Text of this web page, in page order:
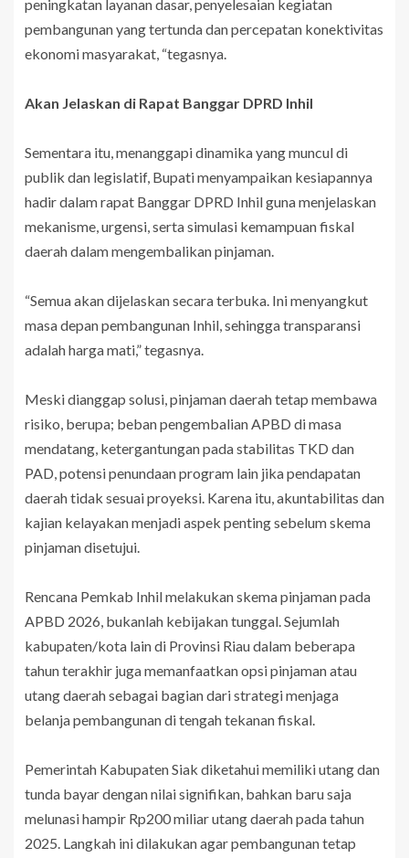
peningkatan layanan dasar, penyelesaian kegiatan
pembangunan yang tertunda dan percepatan konektivitas
ekonomi masyarakat, “tegasnya.
Akan Jelaskan di Rapat Banggar DPRD Inhil
Sementara itu, menanggapi dinamika yang muncul di
publik dan legislatif, Bupati menyampaikan kesiapannya
hadir dalam rapat Banggar DPRD Inhil guna menjelaskan
mekanisme, urgensi, serta simulasi kemampuan fiskal
daerah dalam mengembalikan pinjaman.
“Semua akan dijelaskan secara terbuka. Ini menyangkut
masa depan pembangunan Inhil, sehingga transparansi
adalah harga mati,” tegasnya.
Meski dianggap solusi, pinjaman daerah tetap membawa
risiko, berupa; beban pengembalian APBD di masa
mendatang, ketergantungan pada stabilitas TKD dan
PAD, potensi penundaan program lain jika pendapatan
daerah tidak sesuai proyeksi. Karena itu, akuntabilitas dan
kajian kelayakan menjadi aspek penting sebelum skema
pinjaman disetujui.
Rencana Pemkab Inhil melakukan skema pinjaman pada
APBD 2026, bukanlah kebijakan tunggal. Sejumlah
kabupaten/kota lain di Provinsi Riau dalam beberapa
tahun terakhir juga memanfaatkan opsi pinjaman atau
utang daerah sebagai bagian dari strategi menjaga
belanja pembangunan di tengah tekanan fiskal.
Pemerintah Kabupaten Siak diketahui memiliki utang dan
tunda bayar dengan nilai signifikan, bahkan baru saja
melunasi hampir Rp200 miliar utang daerah pada tahun
2025. Langkah ini dilakukan agar pembangunan tetap